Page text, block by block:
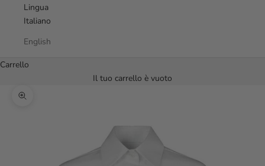
Lingua
Italiano
English
Carrello
Il tuo carrello è vuoto
Ingrandisci immagine